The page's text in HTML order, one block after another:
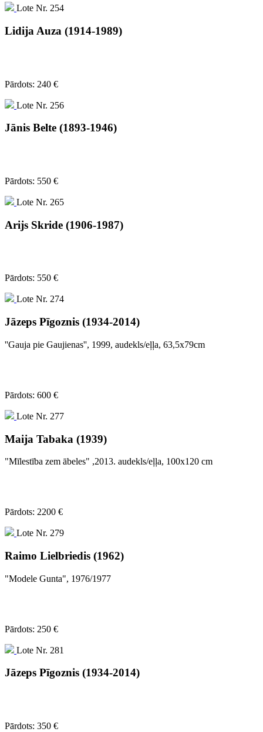
Lote Nr. 254
Lidija Auza (1914-1989)
Pārdots: 240 €
Lote Nr. 256
Jānis Belte (1893-1946)
Pārdots: 550 €
Lote Nr. 265
Arijs Skride (1906-1987)
Pārdots: 550 €
Lote Nr. 274
Jāzeps Pīgoznis (1934-2014)
''Gauja pie Gaujienas'', 1999, audekls/eļļa, 63,5x79cm
Pārdots: 600 €
Lote Nr. 277
Maija Tabaka (1939)
"Mīlestība zem ābeles" ,2013. audekls/eļļa, 100x120 cm
Pārdots: 2200 €
Lote Nr. 279
Raimo Lielbriedis (1962)
"Modele Gunta", 1976/1977
Pārdots: 250 €
Lote Nr. 281
Jāzeps Pīgoznis (1934-2014)
Pārdots: 350 €